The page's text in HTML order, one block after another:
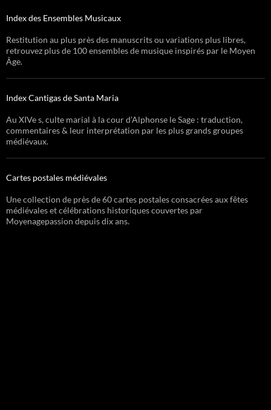
Index des Ensembles Musicaux
Restitution au plus près des manuscrits ou variations plus libres,
retrouvez plus de 100 ensembles de musique inspirés par le Moyen
Âge.
Index Cantigas de Santa Maria
Au XIVe s, culte marial à la cour d’Alphonse le Sage : traduction,
commentaires & leur interprétation par les plus grands groupes
médiévaux.
Cartes postales médiévales
Une collection de près de 60 cartes postales consacrées aux fêtes
médiévales et célébrations historiques couvertes par
Moyenagepassion depuis dix ans.